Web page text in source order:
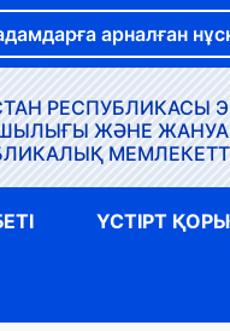
арналған
РЕСПУБЛИКАСЫ
ЖӘНЕ
ҮСТІРТ